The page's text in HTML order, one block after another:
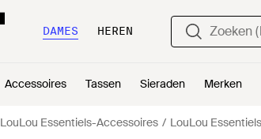
DAMES HEREN
Accessoires Tassen Sieraden Merken
LouLou Essentiels-Accessoires LouLou